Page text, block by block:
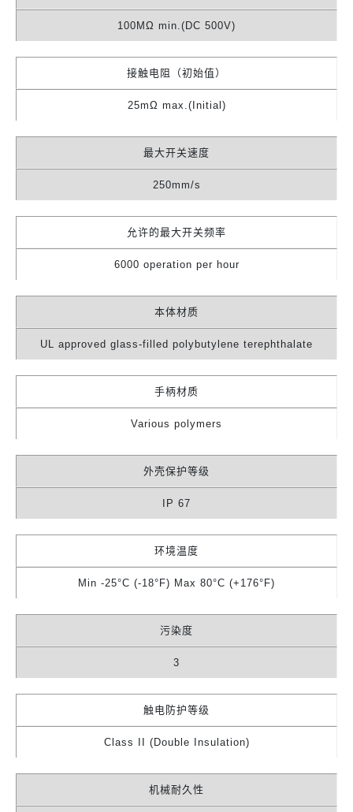
100MΩ min.(DC 500V)
接触电阻（初始值）
25mΩ max.(Initial)
最大开关速度
250mm/s
允许的最大开关频率
6000 operation per hour
本体材质
UL approved glass-filled polybutylene terephthalate
手柄材质
Various polymers
外壳保护等级
IP 67
环境温度
Min -25°C (-18°F) Max 80°C (+176°F)
污染度
3
触电防护等级
Class II (Double Insulation)
机械耐久性